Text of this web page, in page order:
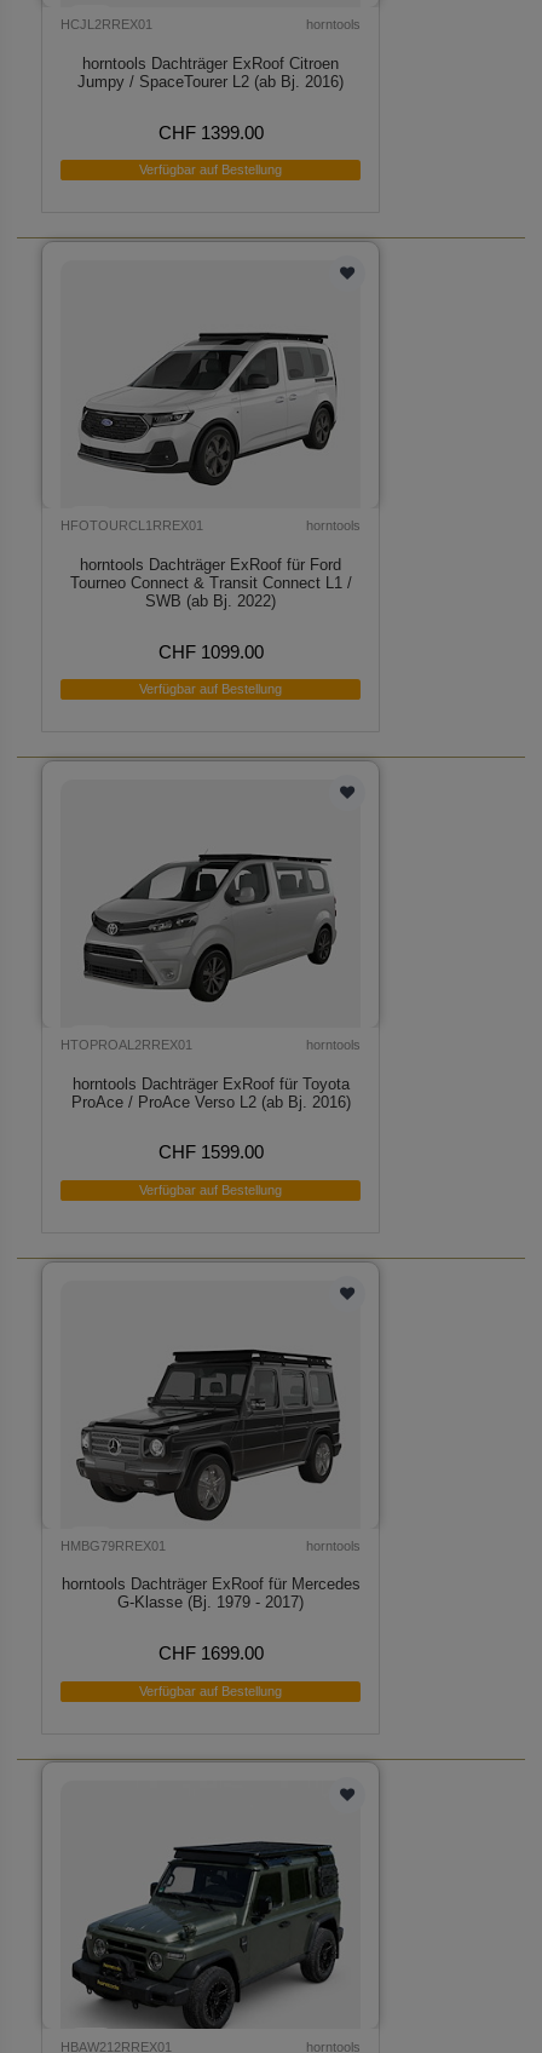
HCJL2RREX01 horntools
horntools Dachträger ExRoof Citroen
Jumpy / SpaceTourer L2 (ab Bj. 2016)
CHF 1399.00
Verfügbar auf Bestellung
HFOTOURCL1RREX01 horntools
horntools Dachträger ExRoof für Ford
Tourneo Connect & Transit Connect L1 /
SWB (ab Bj. 2022)
CHF 1099.00
Verfügbar auf Bestellung
HTOPROAL2RREX01 horntools
horntools Dachträger ExRoof für Toyota
ProAce / ProAce Verso L2 (ab Bj. 2016)
CHF 1599.00
Verfügbar auf Bestellung
HMBG79RREX01 horntools
horntools Dachträger ExRoof für Mercedes
G-Klasse (Bj. 1979 - 2017)
CHF 1699.00
Verfügbar auf Bestellung
HBAW212RREX01 horntools